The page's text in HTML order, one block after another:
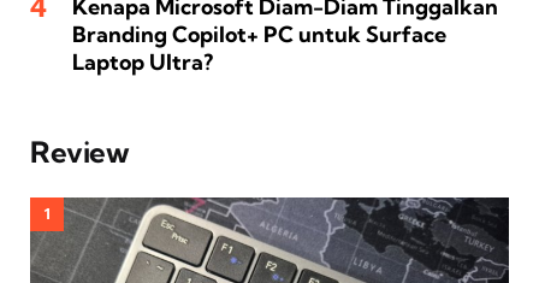
Kenapa Microsoft Diam-Diam Tinggalkan
Branding Copilot+ PC untuk Surface
Laptop Ultra?
Review